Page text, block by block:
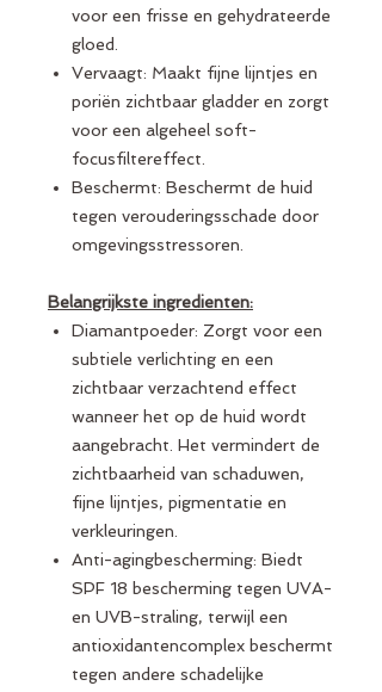
voor een frisse en gehydrateerde
gloed.
Vervaagt: Maakt fijne lijntjes en
poriën zichtbaar gladder en zorgt
voor een algeheel soft-
focusfiltereffect.
Beschermt: Beschermt de huid
tegen verouderingsschade door
omgevingsstressoren.
Belangrijkste ingredienten:
Diamantpoeder: Zorgt voor een
subtiele verlichting en een
zichtbaar verzachtend effect
wanneer het op de huid wordt
aangebracht. Het vermindert de
zichtbaarheid van schaduwen,
fijne lijntjes, pigmentatie en
verkleuringen.
Anti-agingbescherming: Biedt
SPF 18 bescherming tegen UVA-
en UVB-straling, terwijl een
antioxidantencomplex beschermt
tegen andere schadelijke